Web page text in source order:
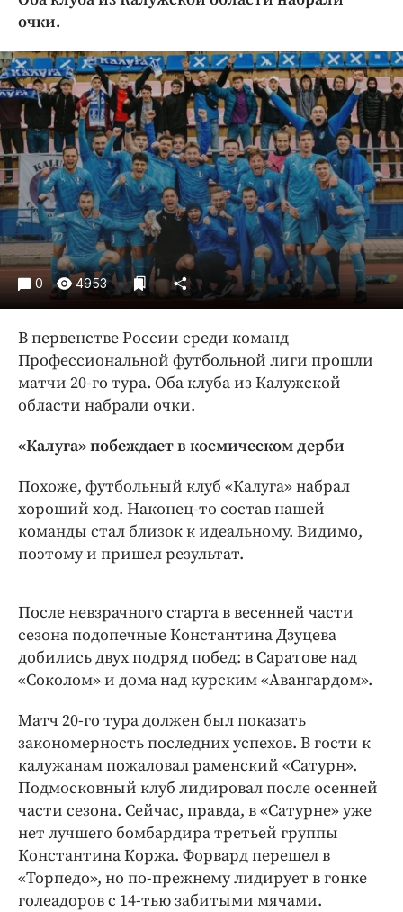
Криминал
Недвижимость и ЖКХ
Образование
Общество
Погода
Праздники
Происшествия
Спорт
Экономика и бизнес
ПРОЕКТЫ
Издания
Медиаперсона
Интересное чтиво
Клиника года
Работодатель года
очки.
0 4953
В первенстве России среди команд
Профессиональной футбольной лиги прошли
матчи 20-го тура. Оба клуба из Калужской
области набрали очки.
«Калуга» побеждает в космическом дерби
Похоже, футбольный клуб «Калуга» набрал
хороший ход. Наконец-то состав нашей
команды стал близок к идеальному. Видимо,
поэтому и пришел результат.
После невзрачного старта в весенней части
сезона подопечные Константина Дзуцева
добились двух подряд побед: в Саратове над
«Соколом» и дома над курским «Авангардом».
Матч 20-го тура должен был показать
закономерность последних успехов. В гости к
калужанам пожаловал раменский «Сатурн».
Подмосковный клуб лидировал после осенней
части сезона. Сейчас, правда, в «Сатурне» уже
нет лучшего бомбардира третьей группы
Константина Коржа. Форвард перешел в
«Торпедо», но по-прежнему лидирует в гонке
голеадоров с 14-тью забитыми мячами.